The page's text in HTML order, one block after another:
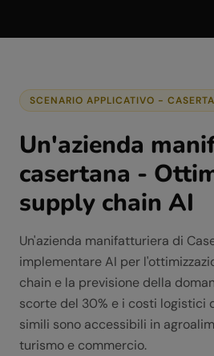
SCENARIO APPLICATIVO -CASERTA
Un'azienda
casertana -
supply chain AI
Un'azienda manifatturiera di
implementare AI per
chain e la previsione della
scorte del 30% e i costi logistici
simili sono accessibili in
turismo e commercio.